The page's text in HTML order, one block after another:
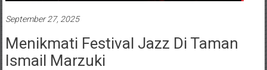
September 27, 2025
Menikmati Festival Jazz Di Taman
Ismail Marzuki